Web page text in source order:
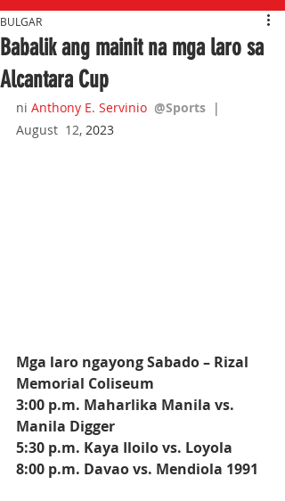
Babalik ang mainit na mga laro sa
Alcantara Cup
BULGAR
ni Anthony E. Servinio @Sports |
August  12, 2023
Mga laro ngayong Sabado – Rizal
Memorial Coliseum
3:00 p.m. Maharlika Manila vs.
Manila Digger
5:30 p.m. Kaya Iloilo vs. Loyola
8:00 p.m. Davao vs. Mendiola 1991